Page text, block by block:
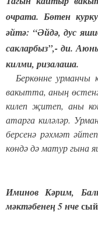
очрата. Бөтен
әйтә: “Әйдә, дус
сакларбыз”,- ди.
килми, ризалаша.
Беркөнне урманчы
вакытта, аның
килеп җитеп, аны
атарга киләләр.
берсенә рәхмәт
көндә дә матур гына
Иминов Кәрим,
мәктәбенең 5 нче